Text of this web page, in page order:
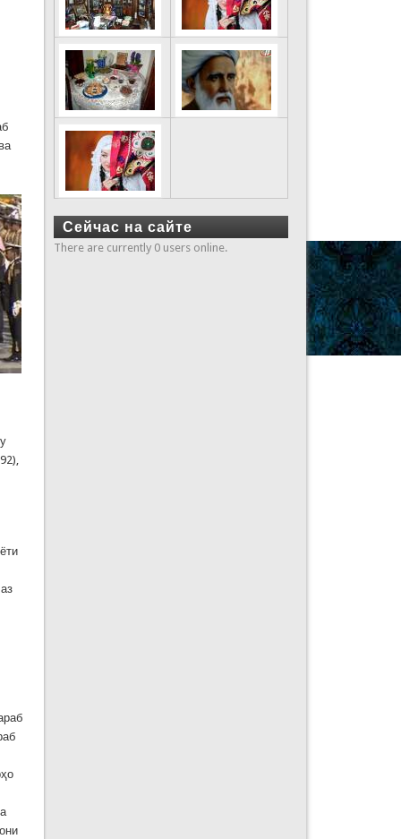
Сейчас на сайте
There are currently 0 users online.